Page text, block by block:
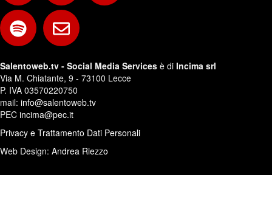
Salentoweb.tv - Social Media Services è di Incima srl
Via M. Chiatante, 9 - 73100 Lecce
P. IVA 03570220750
mail: info@salentoweb.tv
PEC incima@pec.it
Privacy e Trattamento Dati Personali
Web Design: Andrea Riezzo